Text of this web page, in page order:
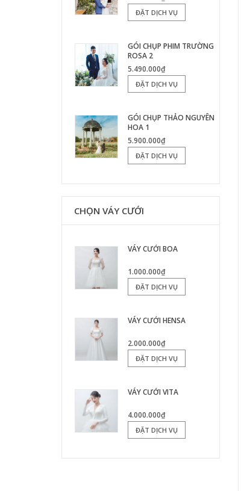
ĐẶT DỊCH VỤ
GÓI CHỤP PHIM TRƯỜNG
ROSA 2
5.490.000₫
ĐẶT DỊCH VỤ
GÓI CHỤP THẢO NGUYÊN
HOA 1
5.900.000₫
ĐẶT DỊCH VỤ
CHỌN VÁY CƯỚI
VÁY CƯỚI BOA
1.000.000₫
ĐẶT DỊCH VỤ
VÁY CƯỚI HENSA
2.000.000₫
ĐẶT DỊCH VỤ
VÁY CƯỚI VITA
4.000.000₫
ĐẶT DỊCH VỤ